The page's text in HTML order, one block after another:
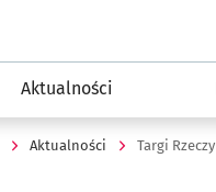
Aktualności
Aktualności Targi